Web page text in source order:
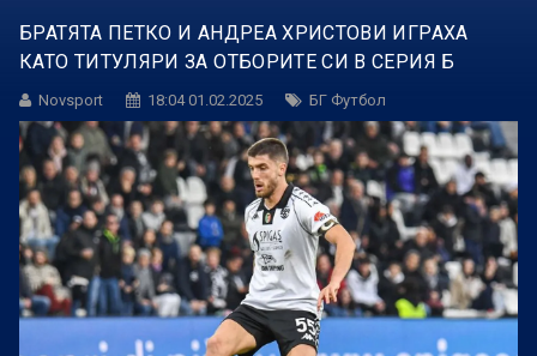
БРАТЯТА ПЕТКО И АНДРЕА ХРИСТОВИ ИГРАХА
КАТО ТИТУЛЯРИ ЗА ОТБОРИТЕ СИ В СЕРИЯ Б
Novsport 18:04 01.02.2025 БГ Футбол